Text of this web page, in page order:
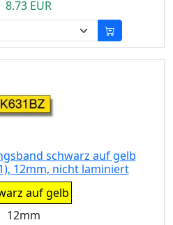
EUR
schwarz auf gelb
12mm, nicht laminiert
auf gelb
12mm